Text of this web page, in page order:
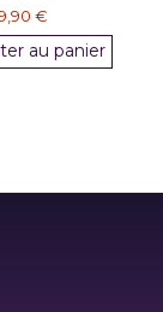
€
au panier